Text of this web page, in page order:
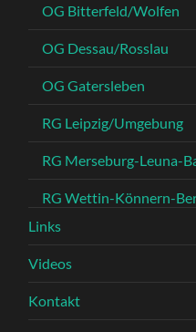
OG Bitterfeld/Wolfen
OG Dessau/Rosslau
OG Gatersleben
RG Leipzig/Umgebung
RG Merseburg-Leuna-
RG Wettin-Könnern-
Links
Videos
Kontakt